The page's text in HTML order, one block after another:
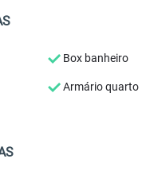
Box banheiro
Armário quarto